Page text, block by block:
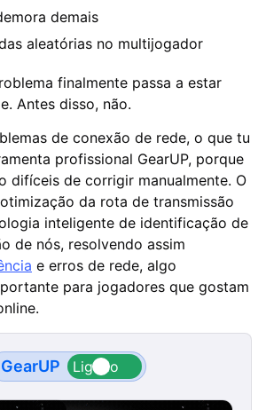
demais
aleatórias no multijogador
finalmente passa a estar
Antes disso, não.
de conexão de rede, o que tu
profissional GearUP, porque
difíceis de corrigir manualmente. O
da rota de transmissão
inteligente de identificação de
de nós, resolvendo assim
e erros de rede, algo
para jogadores que gostam
GearUP